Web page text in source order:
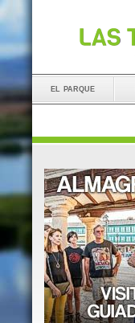
el parque